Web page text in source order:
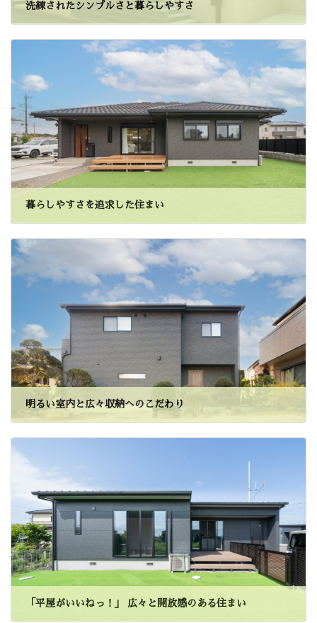
洗練されたシンプルさと暮らしやすさ
暮らしやすさを追求した住まい
明るい室内と広々収納へのこだわり
「平屋がいいねっ！」 広々と開放感のある住まい